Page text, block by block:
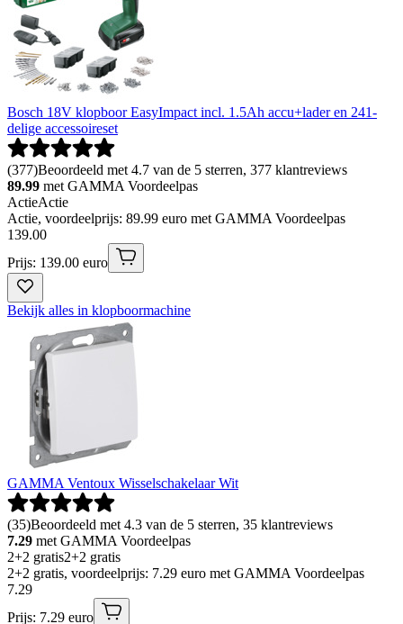
Bosch 18V klopboor EasyImpact incl. 1.5Ah accu+lader en 241-
delige accessoireset
(377)Beoordeeld met 4.7 van de 5 sterren, 377 klantreviews
89.99 met GAMMA Voordeelpas
ActieActie
Actie, voordeelprijs: 89.99 euro met GAMMA Voordeelpas
139.00
Prijs: 139.00 euro
Bekijk alles in klopboormachine
GAMMA Ventoux Wisselschakelaar Wit
(35)Beoordeeld met 4.3 van de 5 sterren, 35 klantreviews
7.29 met GAMMA Voordeelpas
2+2 gratis2+2 gratis
2+2 gratis, voordeelprijs: 7.29 euro met GAMMA Voordeelpas
7.29
Prijs: 7.29 euro